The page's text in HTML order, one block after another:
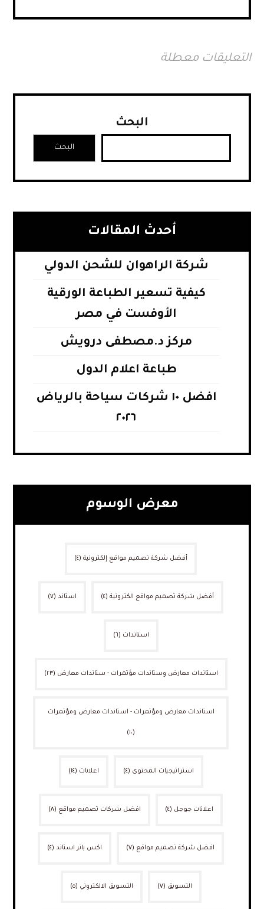
التعليقات معطلة
البحث
البحث
أحدث المقالات
شركة الراهوان للشحن الدولي
كيفية تسعير الطباعة الورقية
الأوفست في مصر
مركز د.مصطفى درويش
طباعة اعلام الدول
افضل ١٠ شركات سياحة بالرياض
٢٠٢٦
معرض الوسوم
أفضل شركة تصميم مواقع إلكترونية (٤)
أفضل شركة تصميم مواقع الكترونية (٤) استاند (٧)
استاندات (٦)
استاندات معارض وستاندات مؤتمرات - ستاندات معارض (٢٣)
استاندات معارض ومؤتمرات - استاندات معارض ومؤتمرات
(١٠)
استراتيجيات المحتوى (٤) اعلانات (١٤)
اعلانات جوجل (٤) افضل شركات تصميم مواقع (٨)
افضل شركة تصميم مواقع (٧) اكس بانر استاند (٤)
التسويق (٧) التسويق الالكتروني (٥)